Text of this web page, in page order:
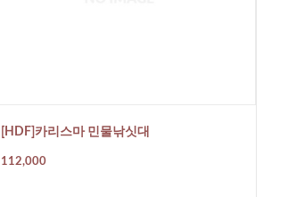
[HDF]카리스마 민물낚싯대
112,000